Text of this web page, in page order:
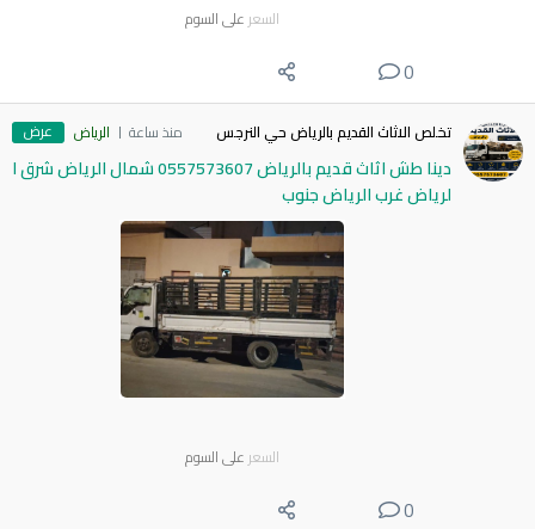
السعر على السوم
0
تخلص الاثاث القديم بالرياض حي النرجس منذ ساعة الرياض عرض
دينا طش اثاث قديم بالرياض 0557573607 شمال الرياض شرق ا
لرياض غرب الرياض جنوب
السعر على السوم
0